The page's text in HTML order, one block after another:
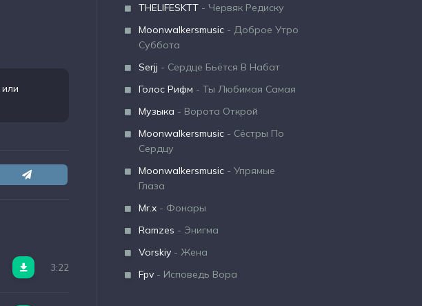
или
3:22
THELIFESKTT - Червяк Редиску
Moonwalkersmusic - Доброе Утро
Суббота
Serjj - Сердце Бьётся В Набат
Голос Рифм - Ты Любимая Самая
Музыка - Ворота Открой
Moonwalkersmusic - Сёстры По
Сердцу
Moonwalkersmusic - Упрямые
Глаза
Mr.x - Фонары
Ramzes - Энигма
Vorskiy - Жена
Fpv - Исповедь Вора